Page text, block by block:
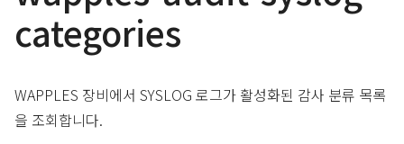
categories
WAPPLES 장비에서 SYSLOG 로그가 활성화된 감사 분류 목록
을 조회합니다.